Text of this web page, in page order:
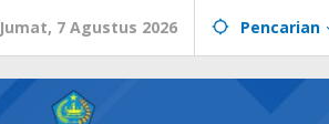
Jumat, 7 Agustus 2026 Pencarian